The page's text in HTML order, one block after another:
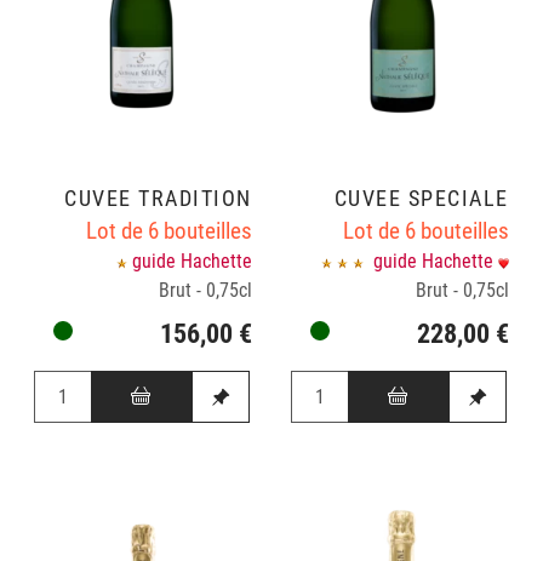
CUVÉE TRADITION
Lot de 6 bouteilles
guide Hachette
Brut - 0,75cl
156,00 €
CUVÉE SPÉCIALE
Lot de 6 bouteilles
guide Hachette
Brut - 0,75cl
228,00 €